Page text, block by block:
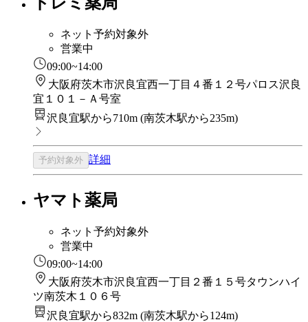
ネット予約対象外
営業中
09:00~14:00
大阪府茨木市沢良宜西一丁目４番１２号パロス沢良
宜１０１－Ａ号室
沢良宜駅から710m (南茨木駅から235m)
予約対象外 詳細
ヤマト薬局
ネット予約対象外
営業中
09:00~14:00
大阪府茨木市沢良宜西一丁目２番１５号タウンハイ
ツ南茨木１０６号
沢良宜駅から832m (南茨木駅から124m)